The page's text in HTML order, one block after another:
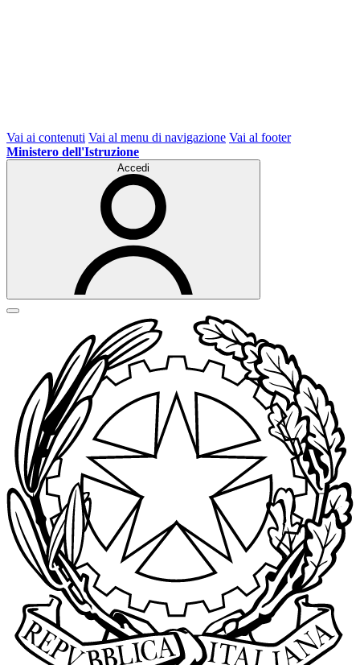
Vai ai contenuti Vai al menu di navigazione Vai al footer
Ministero dell'Istruzione
Accedi